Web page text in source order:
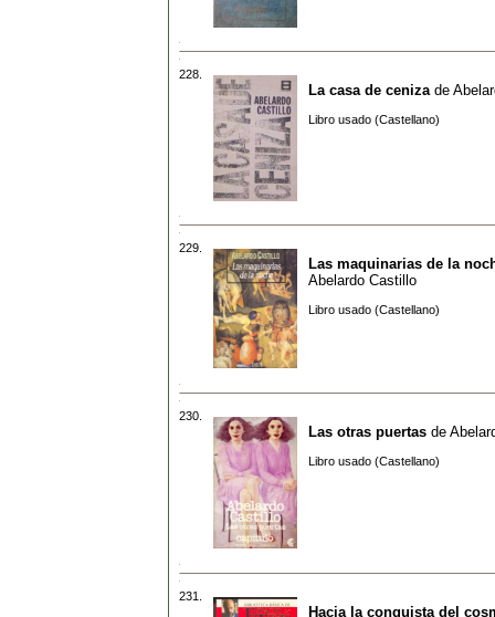
228.
La casa de ceniza de
Libro usado (Castellano)
229.
Las maquinarias de la
Abelardo Castillo
Libro usado (Castellano)
230.
Las otras puertas de
Libro usado (Castellano)
231.
Hacia la conquista del